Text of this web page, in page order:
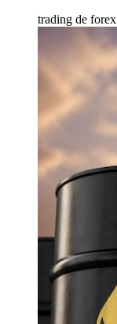
trading de forex